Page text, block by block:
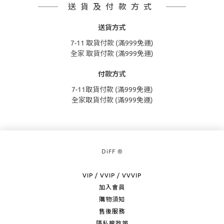
送貨及付款方式
送貨方式
7-11 取貨付款 (滿999免運)
全家 取貨付款 (滿999免運)
付款方式
7-11取貨付款 (滿999免運)
全家取貨付款 (滿999免運)
DiFF ®
VIP / VVIP / VVVIP
加入會員
購物須知
售後服務